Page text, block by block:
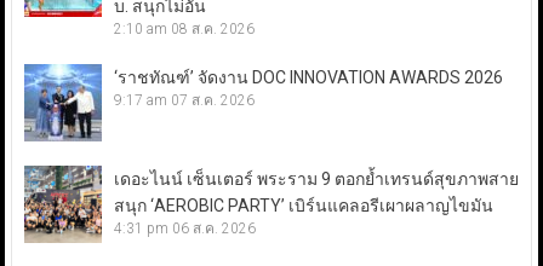
บ. สนุกไม่อั้น
2:10 am 08 ส.ค. 2026
‘ราชทัณฑ์’ จัดงาน DOC INNOVATION AWARDS 2026
9:17 am 07 ส.ค. 2026
เดอะไนน์ เซ็นเตอร์ พระราม 9 ตอกย้ำเทรนด์สุขภาพสาย
สนุก ‘AEROBIC PARTY’ เบิร์นแคลอรีเผาผลาญไขมัน
4:31 pm 06 ส.ค. 2026